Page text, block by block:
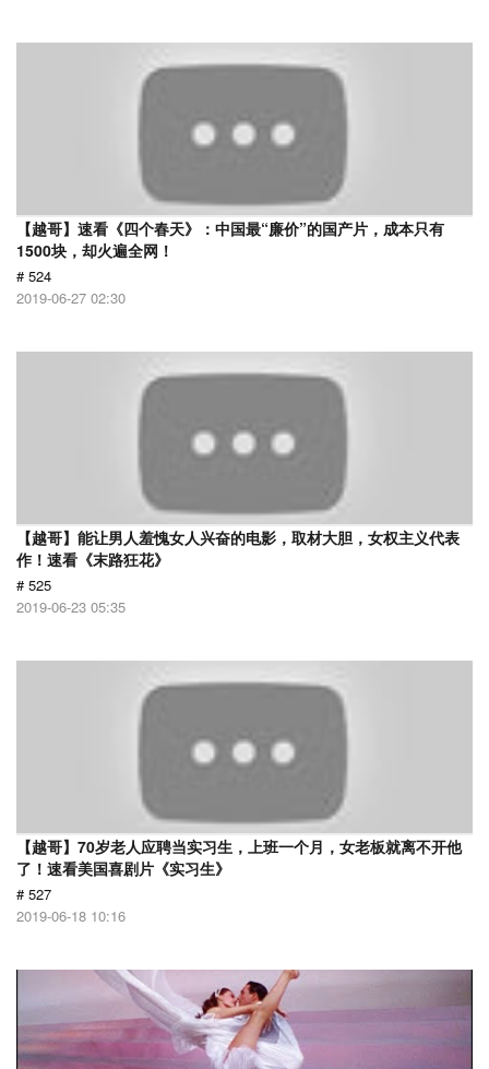
【越哥】速看《四个春天》：中国最“廉价”的国产片，成本只有
1500块，却火遍全网！
# 524
2019-06-27 02:30
【越哥】能让男人羞愧女人兴奋的电影，取材大胆，女权主义代表
作！速看《末路狂花》
# 525
2019-06-23 05:35
【越哥】70岁老人应聘当实习生，上班一个月，女老板就离不开他
了！速看美国喜剧片《实习生》
# 527
2019-06-18 10:16